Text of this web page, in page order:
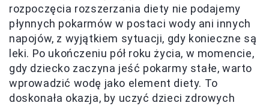
rozpoczęcia rozszerzania diety nie podajemy
płynnych pokarmów w postaci wody ani innych
napojów, z wyjątkiem sytuacji, gdy konieczne są
leki. Po ukończeniu pół roku życia, w momencie,
gdy dziecko zaczyna jeść pokarmy stałe, warto
wprowadzić wodę jako element diety. To
doskonała okazja, by uczyć dzieci zdrowych